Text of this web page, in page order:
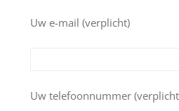
Uw e-mail (verplicht)
Uw telefoonnummer